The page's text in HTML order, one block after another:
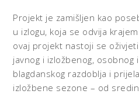
Projekt je zamišljen kao
u izlogu, koja se odvija
ovaj projekt nastoji se
javnog i izložbenog, osobnog
blagdanskog razdoblja i
izložbene sezone – od